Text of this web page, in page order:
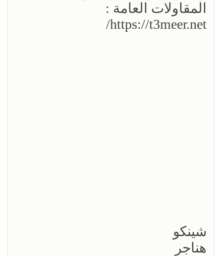
المقاولات العامة :
https://t3meer.net/
شينكو
هناجر